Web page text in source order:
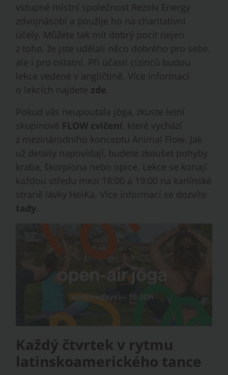
vstupné místní společnost Rezolv Energy
zdvojnásobí a použije ho na charitativní
účely. Můžete tak mít dobrý pocit nejen
z toho, že jste udělali něco dobrého pro sebe,
ale i pro ostatní. Při účasti cizinců budou
lekce vedené v angličtině. Více informací
o lekcích najdete zde.
Pokud vás neupoutala jóga, zkuste letní
skupinové FLOW cvičení, které vychází
z mezinárodního konceptu Animal Flow. Jak
už detaily napovídají, budete zkoušet pohyby
kraba, škorpiona nebo opice. Lekce se konají
každou středu mezi 18:00 a 19:00 na karlínské
straně lávky HolKa. Více informací se dozvíte
tady.
Každý čtvrtek v rytmu
latinskoamerického tance